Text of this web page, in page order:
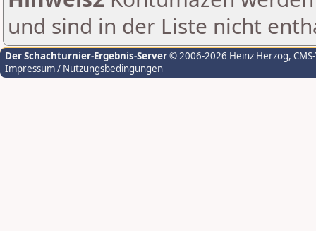
und sind in der Liste nicht
Der Schachturnier-Ergebnis-Server© 2006-2026 Heinz Herzog,
Impressum / Nutzungsbedingungen